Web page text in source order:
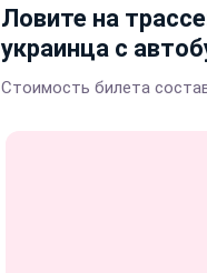
Ловите на
украинца с
Стоимость билета